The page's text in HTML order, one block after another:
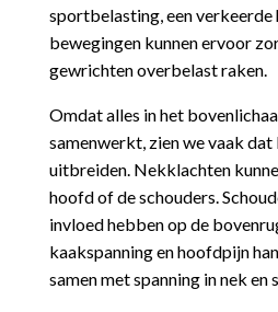
sportbelasting, een verkeerde
bewegingen kunnen ervoor
gewrichten overbelast raken.
Omdat alles in het
samenwerkt, zien we vaak
uitbreiden. Nekklachten
hoofd of de schouders.
invloed hebben op de
kaakspanning en hoofdpijn
samen met spanning in nek en